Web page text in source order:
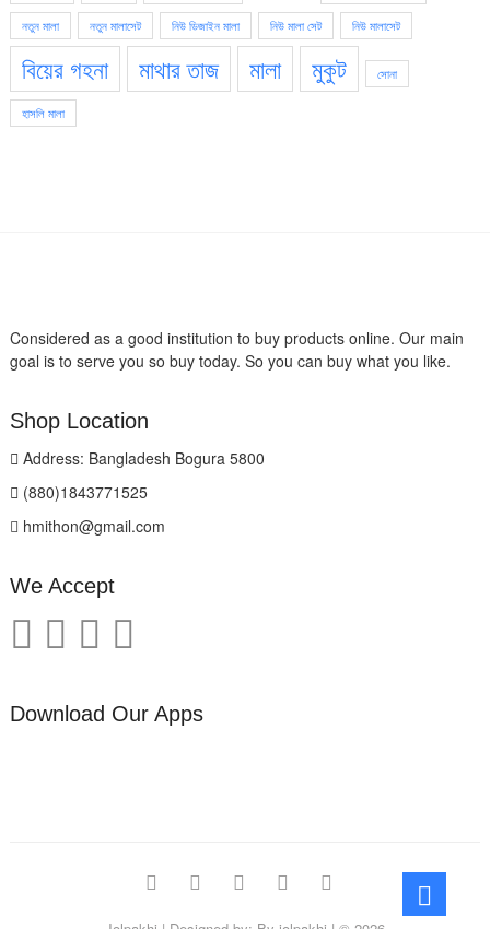
নতুন মালা নতুন মালাসেট নিউ ডিজাইন মালা নিউ মালা সেট নিউ মালাসেট
বিয়ের গহনা মাথার তাজ মালা মুকুট সোনা
হাসলি মালা
Considered as a good institution to buy products online. Our main
goal is to serve you so buy today. So you can buy what you like.
Shop Location
Address: Bangladesh Bogura 5800
(880)1843771525
hmithon@gmail.com
We Accept
Download Our Apps
facebooktwitterpinterestinstagramlinkedin
Go
to